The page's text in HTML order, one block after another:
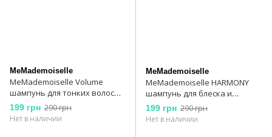
MeMademoiselle
MeMademoiselle Volume
шампунь для тонких волос
250 мл
199 грн 290 грн
Нет в наличии
MeMademoiselle
MeMademoiselle HARMONY
шампунь для блеска и
шелковистости волос 250 мл
199 грн 290 грн
Нет в наличии